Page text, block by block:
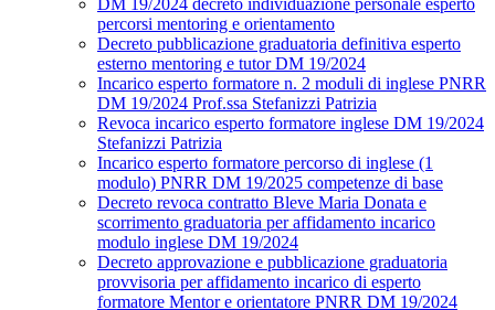
DM 19/2024 decreto individuazione personale esperto
percorsi mentoring e orientamento
Decreto pubblicazione graduatoria definitiva esperto
esterno mentoring e tutor DM 19/2024
Incarico esperto formatore n. 2 moduli di inglese PNRR
DM 19/2024 Prof.ssa Stefanizzi Patrizia
Revoca incarico esperto formatore inglese DM 19/2024
Stefanizzi Patrizia
Incarico esperto formatore percorso di inglese (1
modulo) PNRR DM 19/2025 competenze di base
Decreto revoca contratto Bleve Maria Donata e
scorrimento graduatoria per affidamento incarico
modulo inglese DM 19/2024
Decreto approvazione e pubblicazione graduatoria
provvisoria per affidamento incarico di esperto
formatore Mentor e orientatore PNRR DM 19/2024